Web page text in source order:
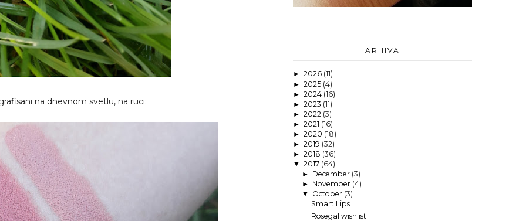
na dnevnom svetlu, na ruci:
ARHIVA
► 2026 (11)
► 2025 (4)
► 2024 (16)
► 2023 (11)
► 2022 (3)
► 2021 (16)
► 2020 (18)
► 2019 (32)
► 2018 (36)
▼ 2017 (64)
► December (3)
► November (4)
▼ October (3)
Smart Lips
Rosegal wishlist